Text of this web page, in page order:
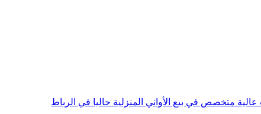
متخصص في بيع الأواني المنزلية حاليا في الرباط